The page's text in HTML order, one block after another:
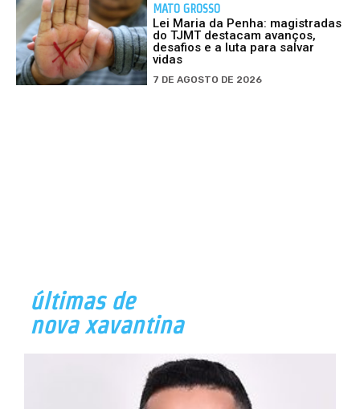
MATO GROSSO
Lei Maria da Penha: magistradas
do TJMT destacam avanços,
desafios e a luta para salvar
vidas
7 DE AGOSTO DE 2026
últimas de
nova xavantina